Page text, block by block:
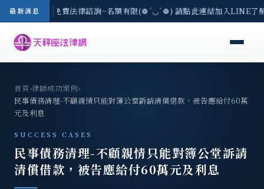
最新消息
-8/3(一) 現場免費法律諮詢~名額有限(❁´◡`❁) 請點此連結加入LINE
首頁›律師成功案例›
民事債務清理-不顧親情只能對簿公堂訴請清償借款，被告應給付60萬
元及利息
SUCCESS CASES
民事債務清理-不顧親情只能對簿公堂訴請
清償借款，被告應給付60萬元及利息